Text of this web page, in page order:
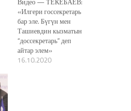
«Илгери госсекретарь
бар эле. Бүгүн мен
Ташиевдин кызматын
“доссекретарь” деп
айтар элем»
16.10.2020